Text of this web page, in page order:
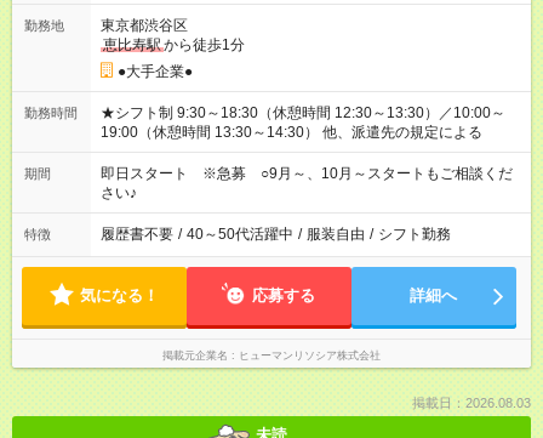
勤務地
東京都渋谷区
恵比寿駅から徒歩1分
●大手企業●
勤務時間
★シフト制 9:30～18:30（休憩時間 12:30～13:30）／10:00～
19:00（休憩時間 13:30～14:30） 他、派遣先の規定による
期間
即日スタート ※急募 ○9月～、10月～スタートもご相談くだ
さい♪
特徴 履歴書不要 / 40～50代活躍中 / 服装自由 / シフト勤務
気になる！ 応募する 詳細へ
掲載元企業名 ヒューマンリソシア株式会社
掲載日：2026.08.03